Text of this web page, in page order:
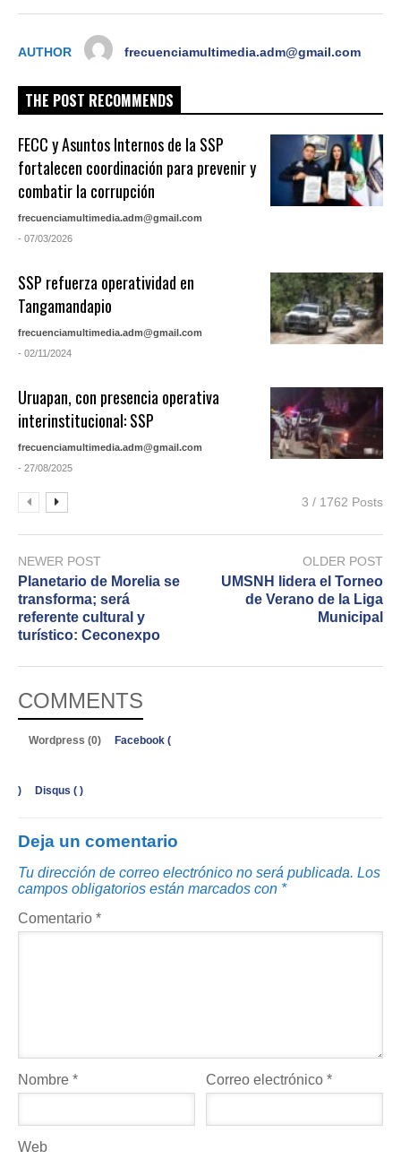
AUTHOR frecuenciamultimedia.adm@gmail.com
THE POST RECOMMENDS
FECC y Asuntos Internos de la SSP
fortalecen coordinación para prevenir y
combatir la corrupción
frecuenciamultimedia.adm@gmail.com
- 07/03/2026
SSP refuerza operatividad en
Tangamandapio
frecuenciamultimedia.adm@gmail.com
- 02/11/2024
Uruapan, con presencia operativa
interinstitucional: SSP
frecuenciamultimedia.adm@gmail.com
- 27/08/2025
3 / 1762 Posts
NEWER POST
Planetario de Morelia se
transforma; será
referente cultural y
turístico: Ceconexpo
OLDER POST
UMSNH lidera el Torneo
de Verano de la Liga
Municipal
COMMENTS
Wordpress (0) Facebook (
) Disqus ( )
Deja un comentario
Tu dirección de correo electrónico no será publicada. Los
campos obligatorios están marcados con *
Comentario *
Nombre * Correo electrónico*
Web